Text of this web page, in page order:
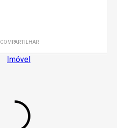
COMPARTILHAR